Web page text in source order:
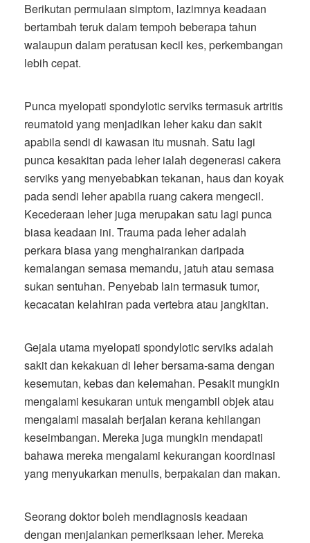
Berikutan permulaan simptom, lazimnya keadaan
bertambah teruk dalam tempoh beberapa tahun
walaupun dalam peratusan kecil kes, perkembangan
lebih cepat.
Punca myelopati spondylotic serviks termasuk artritis
reumatoid yang menjadikan leher kaku dan sakit
apabila sendi di kawasan itu musnah. Satu lagi
punca kesakitan pada leher ialah degenerasi cakera
serviks yang menyebabkan tekanan, haus dan koyak
pada sendi leher apabila ruang cakera mengecil.
Kecederaan leher juga merupakan satu lagi punca
biasa keadaan ini. Trauma pada leher adalah
perkara biasa yang menghairankan daripada
kemalangan semasa memandu, jatuh atau semasa
sukan sentuhan. Penyebab lain termasuk tumor,
kecacatan kelahiran pada vertebra atau jangkitan.
Gejala utama myelopati spondylotic serviks adalah
sakit dan kekakuan di leher bersama-sama dengan
kesemutan, kebas dan kelemahan. Pesakit mungkin
mengalami kesukaran untuk mengambil objek atau
mengalami masalah berjalan kerana kehilangan
keseimbangan. Mereka juga mungkin mendapati
bahawa mereka mengalami kekurangan koordinasi
yang menyukarkan menulis, berpakaian dan makan.
Seorang doktor boleh mendiagnosis keadaan
dengan menjalankan pemeriksaan leher. Mereka